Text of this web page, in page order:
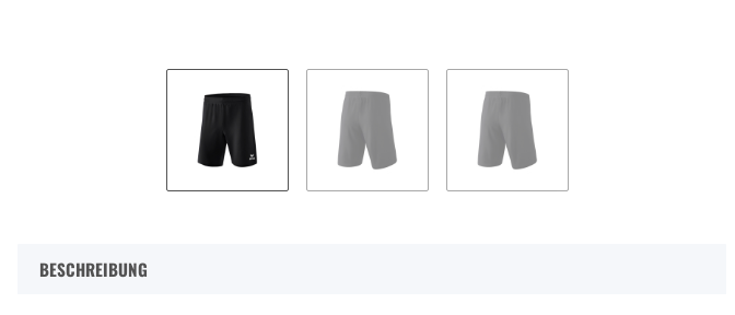
BESCHREIBUNG